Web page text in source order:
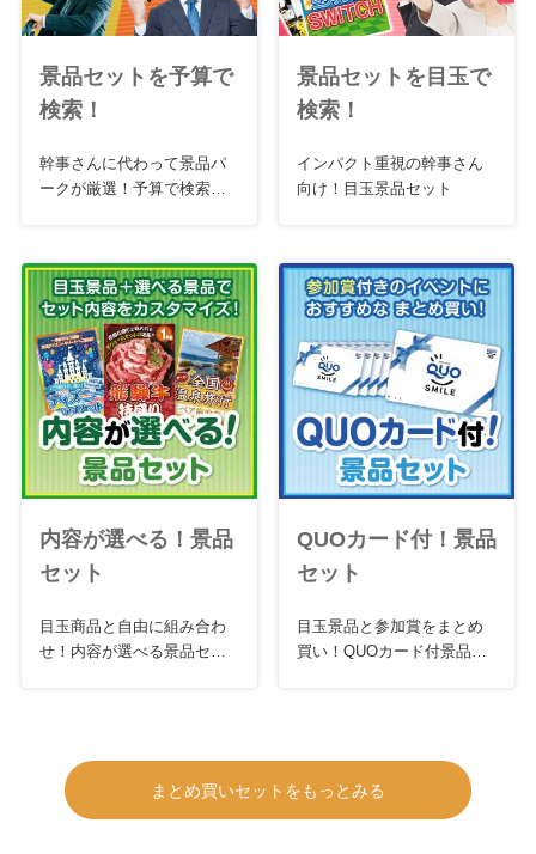
景品セットを予算で
検索！
幹事さんに代わって景品パ
ークが厳選！予算で検索お
景品セットを目玉で
検索！
インパクト重視の幹事さん
向け！目玉景品セット
内容が選べる！景品
セット
目玉商品と自由に組み合わ
せ！内容が選べる景品セッ
QUOカード付！景品
セット
目玉景品と参加賞をまとめ
買い！QUOカード付景品セ
まとめ買いセットをもっとみる